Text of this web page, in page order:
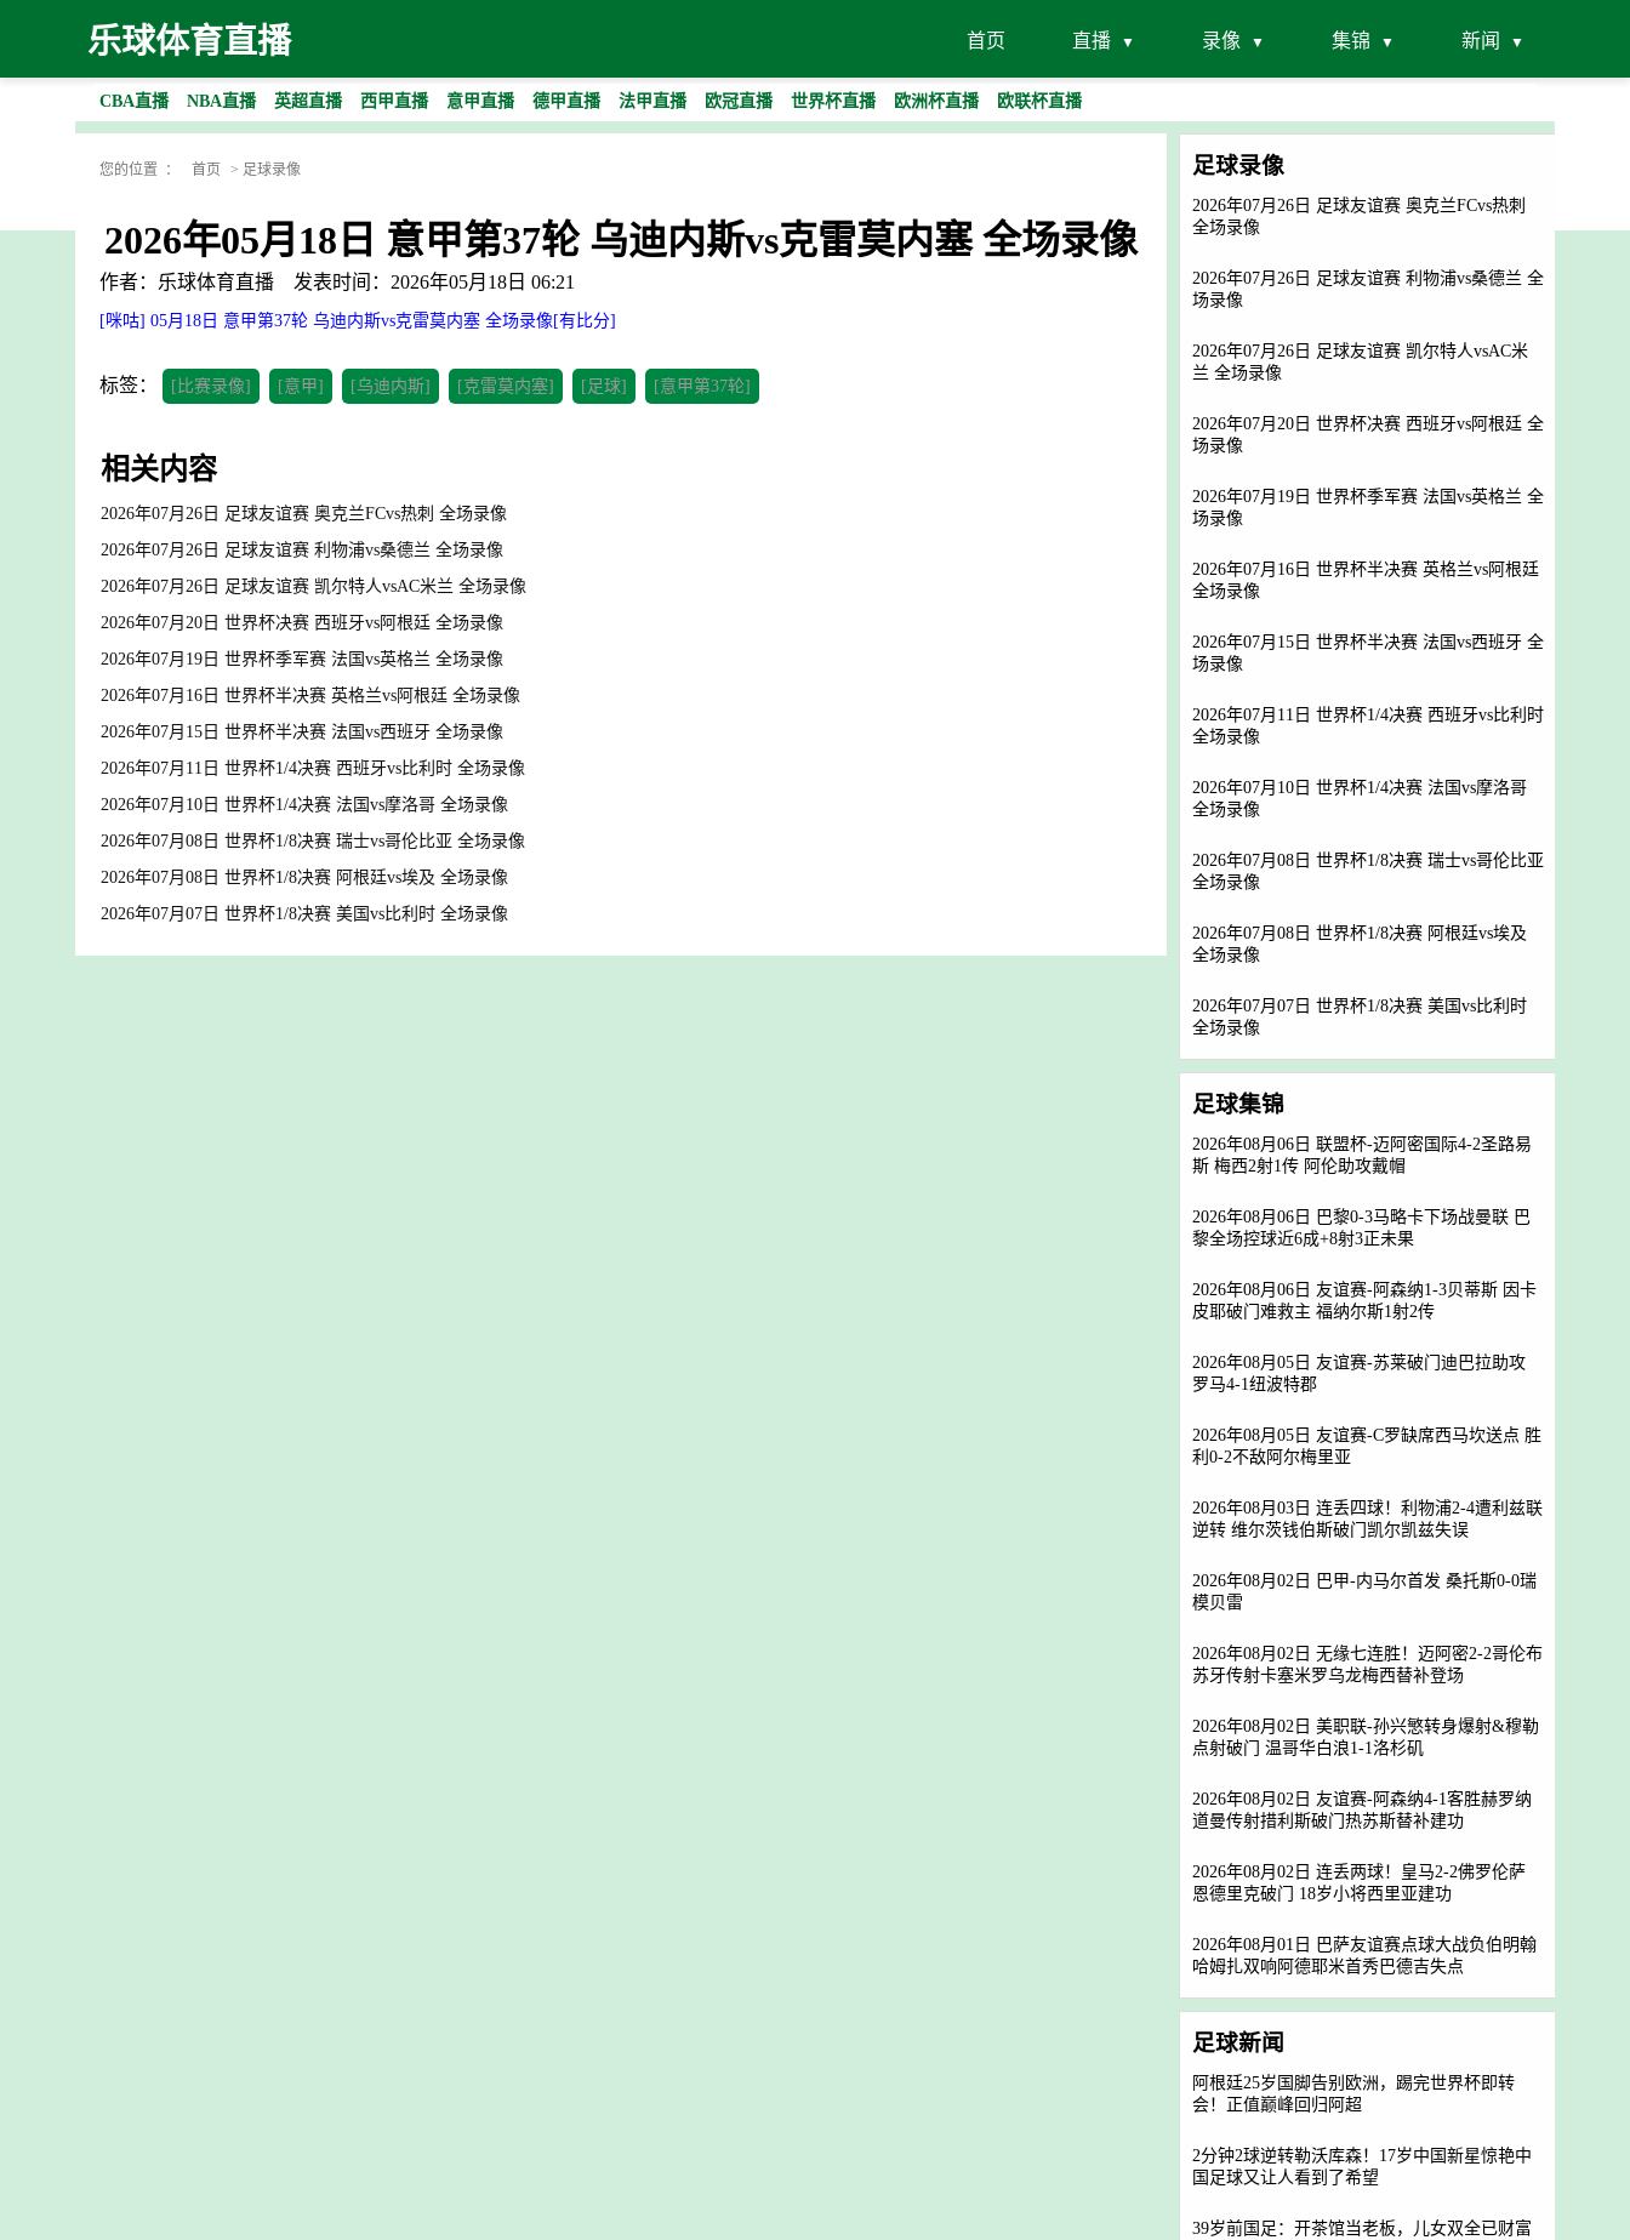
乐球体育直播 首页 直播 录像 集锦 新闻
CBA直播 NBA直播 英超直播 西甲直播 意甲直播 德甲直播 法甲直播 欧冠直播 世界杯直播 欧洲杯直播 欧联杯直播
您的位置 ： 首页 > 足球录像
2026年05月18日 意甲第37轮 乌迪内斯vs克雷莫内塞 全场录像
作者：乐球体育直播 发表时间：2026年05月18日 06:21
[咪咕] 05月18日 意甲第37轮 乌迪内斯vs克雷莫内塞 全场录像[有比分]
标签： [比赛录像] [意甲] [乌迪内斯] [克雷莫内塞] [足球] [意甲第37轮]
相关内容
2026年07月26日 足球友谊赛 奥克兰FCvs热刺 全场录像
2026年07月26日 足球友谊赛 利物浦vs桑德兰 全场录像
2026年07月26日 足球友谊赛 凯尔特人vsAC米兰 全场录像
2026年07月20日 世界杯决赛 西班牙vs阿根廷 全场录像
2026年07月19日 世界杯季军赛 法国vs英格兰 全场录像
2026年07月16日 世界杯半决赛 英格兰vs阿根廷 全场录像
2026年07月15日 世界杯半决赛 法国vs西班牙 全场录像
2026年07月11日 世界杯1/4决赛 西班牙vs比利时 全场录像
2026年07月10日 世界杯1/4决赛 法国vs摩洛哥 全场录像
2026年07月08日 世界杯1/8决赛 瑞士vs哥伦比亚 全场录像
2026年07月08日 世界杯1/8决赛 阿根廷vs埃及 全场录像
2026年07月07日 世界杯1/8决赛 美国vs比利时 全场录像
足球录像
2026年07月26日 足球友谊赛 奥克兰FCvs热刺
全场录像
2026年07月26日 足球友谊赛 利物浦vs桑德兰 全
场录像
2026年07月26日 足球友谊赛 凯尔特人vsAC米
兰 全场录像
2026年07月20日 世界杯决赛 西班牙vs阿根廷 全
场录像
2026年07月19日 世界杯季军赛 法国vs英格兰 全
场录像
2026年07月16日 世界杯半决赛 英格兰vs阿根廷
全场录像
2026年07月15日 世界杯半决赛 法国vs西班牙 全
场录像
2026年07月11日 世界杯1/4决赛 西班牙vs比利时
全场录像
2026年07月10日 世界杯1/4决赛 法国vs摩洛哥
全场录像
2026年07月08日 世界杯1/8决赛 瑞士vs哥伦比亚
全场录像
2026年07月08日 世界杯1/8决赛 阿根廷vs埃及
全场录像
2026年07月07日 世界杯1/8决赛 美国vs比利时
全场录像
足球集锦
2026年08月06日 联盟杯-迈阿密国际4-2圣路易
斯 梅西2射1传 阿伦助攻戴帽
2026年08月06日 巴黎0-3马略卡下场战曼联 巴
黎全场控球近6成+8射3正未果
2026年08月06日 友谊赛-阿森纳1-3贝蒂斯 因卡
皮耶破门难救主 福纳尔斯1射2传
2026年08月05日 友谊赛-苏莱破门迪巴拉助攻
罗马4-1纽波特郡
2026年08月05日 友谊赛-C罗缺席西马坎送点 胜
利0-2不敌阿尔梅里亚
2026年08月03日 连丢四球！利物浦2-4遭利兹联
逆转 维尔茨钱伯斯破门凯尔凯兹失误
2026年08月02日 巴甲-内马尔首发 桑托斯0-0瑞
模贝雷
2026年08月02日 无缘七连胜！迈阿密2-2哥伦布
苏牙传射卡塞米罗乌龙梅西替补登场
2026年08月02日 美职联-孙兴慜转身爆射&穆勒
点射破门 温哥华白浪1-1洛杉矶
2026年08月02日 友谊赛-阿森纳4-1客胜赫罗纳
道曼传射措利斯破门热苏斯替补建功
2026年08月02日 连丢两球！皇马2-2佛罗伦萨
恩德里克破门 18岁小将西里亚建功
2026年08月01日 巴萨友谊赛点球大战负伯明翰
哈姆扎双响阿德耶米首秀巴德吉失点
足球新闻
阿根廷25岁国脚告别欧洲，踢完世界杯即转
会！正值巅峰回归阿超
2分钟2球逆转勒沃库森！17岁中国新星惊艳中
国足球又让人看到了希望
39岁前国足：开茶馆当老板，儿女双全已财富